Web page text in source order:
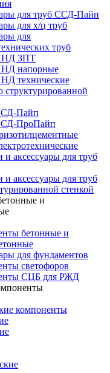
для труб ССД-Пайп
для х/ц труб
для
труб
ЗПТ
напорные
технические
структурированной
Пайп
ПроПайп
аксессуары для труб
аксессуары для труб
стенкой
и
бетонные и
для фундаментов
светофоров
СЦБ для РЖД
компоненты